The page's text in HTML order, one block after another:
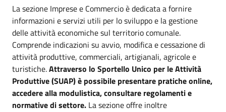
La sezione Imprese e Commercio è dedicata a fornire
informazioni e servizi utili per lo sviluppo e la gestione
delle attività economiche sul territorio comunale.
Comprende indicazioni su avvio, modifica e cessazione di
attività produttive, commerciali, artigianali, agricole e
turistiche.Attraverso lo Sportello Unico per le Attività
Produttive (SUAP) è possibile presentare pratiche online,
accedere alla modulistica, consultare regolamenti e
normative di settore. La sezione offre inoltre